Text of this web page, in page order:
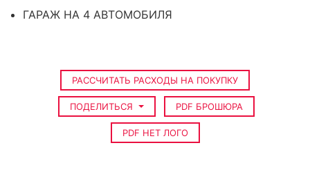
ГАРАЖ НА 4 АВТОМОБИЛЯ
РАССЧИТАТЬ РАСХОДЫ НА ПОКУПКУ
ПОДЕЛИТЬСЯ PDF БРОШЮРА
PDF НЕТ ЛОГО